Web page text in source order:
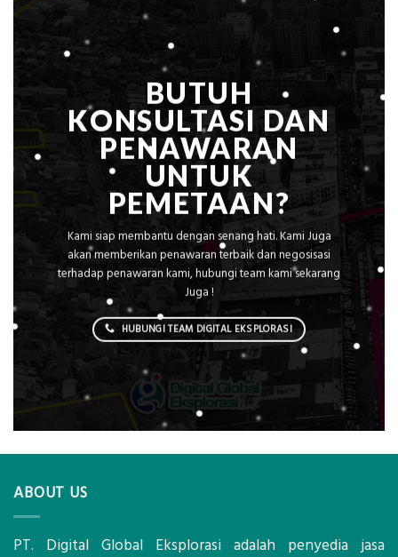
BUTUH
KONSULTASI DAN
PENAWARAN
UNTUK
PEMETAAN?
Kami siap membantu dengan senang hati. Kami Juga
akan memberikan penawaran terbaik dan negosisasi
terhadap penawaran kami, hubungi team kami sekarang
Juga !
HUBUNGI TEAM DIGITAL EKSPLORASI
ABOUT US
PT. Digital Global Eksplorasi adalah penyedia jasa